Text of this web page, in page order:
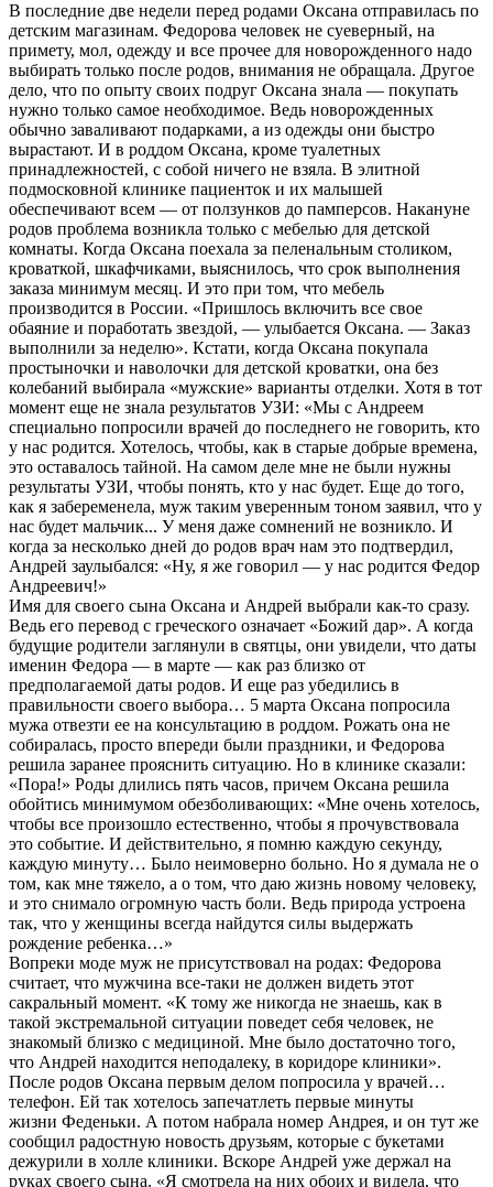
В последние две недели перед родами Оксана отправилась по
детским магазинам. Федорова человек не суеверный, на
примету, мол, одежду и все прочее для новорожденного надо
выбирать только после родов, внимания не обращала. Другое
дело, что по опыту своих подруг Оксана знала — покупать
нужно только самое необходимое. Ведь новорожденных
обычно заваливают подарками, а из одежды они быстро
вырастают. И в роддом Оксана, кроме туалетных
принадлежностей, с собой ничего не взяла. В элитной
подмосковной клинике пациенток и их малышей
обеспечивают всем — от ползунков до памперсов. Накануне
родов проблема возникла только с мебелью для детской
комнаты. Когда Оксана поехала за пеленальным столиком,
кроваткой, шкафчиками, выяснилось, что срок выполнения
заказа минимум месяц. И это при том, что мебель
производится в России. «Пришлось включить все свое
обаяние и поработать звездой, — улыбается Оксана. — Заказ
выполнили за неделю». Кстати, когда Оксана покупала
простыночки и наволочки для детской кроватки, она без
колебаний выбирала «мужские» варианты отделки. Хотя в тот
момент еще не знала результатов УЗИ: «Мы с Андреем
специально попросили врачей до последнего не говорить, кто
у нас родится. Хотелось, чтобы, как в старые добрые времена,
это оставалось тайной. На самом деле мне не были нужны
результаты УЗИ, чтобы понять, кто у нас будет. Еще до того,
как я забеременела, муж таким уверенным тоном заявил, что у
нас будет мальчик... У меня даже сомнений не возникло. И
когда за несколько дней до родов врач нам это подтвердил,
Андрей заулыбался: «Ну, я же говорил — у нас родится Федор
Андреевич!»
Имя для своего сына Оксана и Андрей выбрали как-то сразу.
Ведь его перевод с греческого означает «Божий дар». А когда
будущие родители заглянули в святцы, они увидели, что даты
именин Федора — в марте — как раз близко от
предполагаемой даты родов. И еще раз убедились в
правильности своего выбора… 5 марта Оксана попросила
мужа отвезти ее на консультацию в роддом. Рожать она не
собиралась, просто впереди были праздники, и Федорова
решила заранее прояснить ситуацию. Но в клинике сказали:
«Пора!» Роды длились пять часов, причем Оксана решила
обойтись минимумом обезболивающих: «Мне очень хотелось,
чтобы все произошло естественно, чтобы я прочувствовала
это событие. И действительно, я помню каждую секунду,
каждую минуту… Было неимоверно больно. Но я думала не о
том, как мне тяжело, а о том, что даю жизнь новому человеку,
и это снимало огромную часть боли. Ведь природа устроена
так, что у женщины всегда найдутся силы выдержать
рождение ребенка…»
Вопреки моде муж не присутствовал на родах: Федорова
считает, что мужчина все-таки не должен видеть этот
сакральный момент. «К тому же никогда не знаешь, как в
такой экстремальной ситуации поведет себя человек, не
знакомый близко с медициной. Мне было достаточно того,
что Андрей находится неподалеку, в коридоре клиники».
После родов Оксана первым делом попросила у врачей…
телефон. Ей так хотелось запечатлеть первые минуты
жизни Феденьки. А потом набрала номер Андрея, и он тут же
сообщил радостную новость друзьям, которые с букетами
дежурили в холле клиники. Вскоре Андрей уже держал на
руках своего сына. «Я смотрела на них обоих и видела, что